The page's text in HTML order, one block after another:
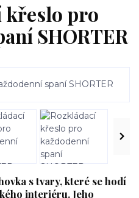
křeslo pro
SHORTER
s tvary, které se hodí
interiéru. Jeho